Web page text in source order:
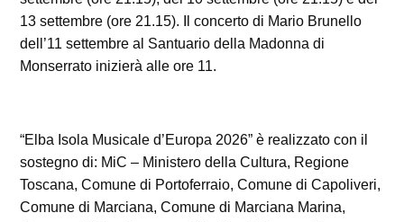
13 settembre (ore 21.15). Il concerto di Mario Brunello
dell’11 settembre al Santuario della Madonna di
Monserrato inizierà alle ore 11.
“Elba Isola Musicale d’Europa 2026” è realizzato con il
sostegno di: MiC – Ministero della Cultura, Regione
Toscana, Comune di Portoferraio, Comune di Capoliveri,
Comune di Marciana, Comune di Marciana Marina,